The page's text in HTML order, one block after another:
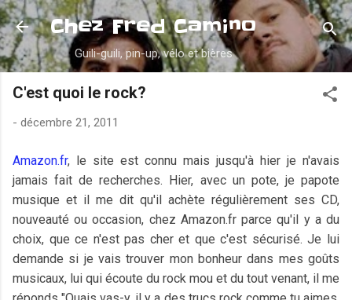
Accéder au contenu principal
Chez Fred Camino
Guili-guili, pin-up, vélo et bières
C'est quoi le rock?
- décembre 21, 2011
Amazon.fr, le site est connu mais jusqu'à hier je n'avais
jamais fait de recherches. Hier, avec un pote, je papote
musique et il me dit qu'il achète régulièrement ses CD,
nouveauté ou occasion, chez Amazon.fr parce qu'il y a du
choix, que ce n'est pas cher et que c'est sécurisé. Je lui
demande si je vais trouver mon bonheur dans mes goûts
musicaux, lui qui écoute du rock mou et du tout venant, il me